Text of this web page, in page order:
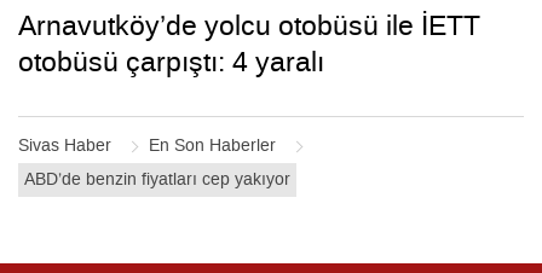
Sivas Haber
En Son Haberler
ABD’de benzin fiyatları cep yakıyor
Arnavutköy’de yolcu otobüsü ile İETT
otobüsü çarpıştı: 4 yaralı